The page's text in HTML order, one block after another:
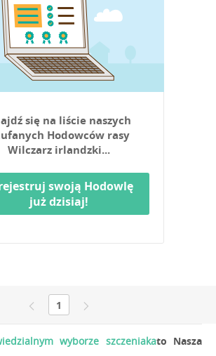
się na liście naszych
Hodowców rasy
Wilczarz irlandzki...
swoją Hodowlę
już dzisiaj!
1
wyborze szczeniakato Nasza